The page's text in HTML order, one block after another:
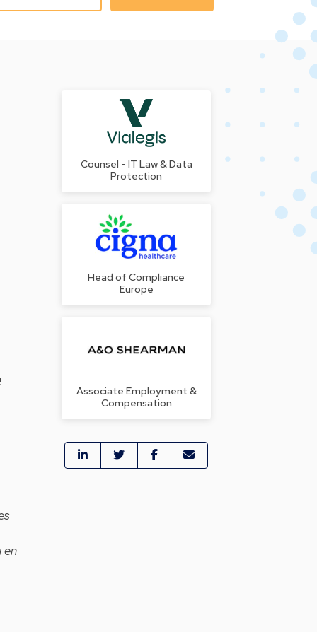
en
Counsel - IT Law & Data
Protection
Head of Compliance
Europe
Associate Employment &
Compensation